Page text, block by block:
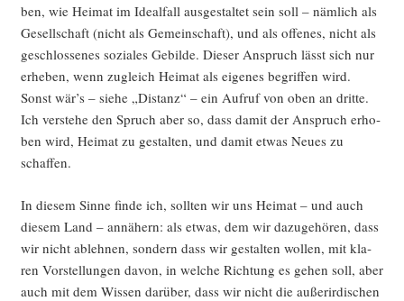
ben, wie Hei­mat im Ide­al­fall aus­ge­stal­tet sein soll – näm­lich als
Gesell­schaft (nicht als Gemein­schaft), und als offe­nes, nicht als
geschlos­se­nes sozia­les Gebil­de. Die­ser Anspruch lässt sich nur
erhe­ben, wenn zugleich Hei­mat als eige­nes begrif­fen wird.
Sonst wär’s – sie­he „Distanz“ – ein Auf­ruf von oben an drit­te.
Ich ver­ste­he den Spruch aber so, dass damit der Anspruch erho­
ben wird, Hei­mat zu gestal­ten, und damit etwas Neu­es zu
schaffen.
In die­sem Sin­ne fin­de ich, soll­ten wir uns Hei­mat – und auch
die­sem Land – annä­hern: als etwas, dem wir dazu­ge­hö­ren, dass
wir nicht ableh­nen, son­dern dass wir gestal­ten wol­len, mit kla­
ren Vor­stel­lun­gen davon, in wel­che Rich­tung es gehen soll, aber
auch mit dem Wis­sen dar­über, dass wir nicht die außer­ir­di­schen